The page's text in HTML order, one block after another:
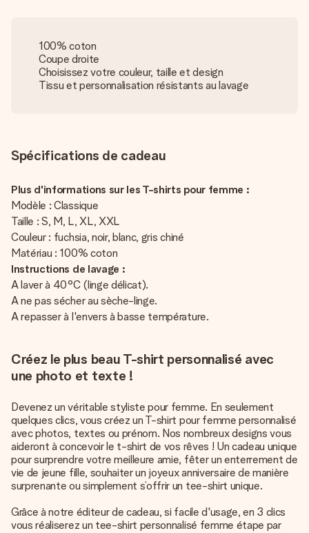
100% coton
Coupe droite
Choisissez votre couleur, taille et design
Tissu et personnalisation résistants au lavage
Spécifications de cadeau
Plus d'informations sur les T-shirts pour femme :
Modèle : Classique
Taille : S, M, L, XL, XXL
Couleur : fuchsia, noir, blanc, gris chiné
Matériau : 100% coton
Instructions de lavage :
A laver à 40°C (linge délicat).
A ne pas sécher au sèche-linge.
A repasser à l'envers à basse température.
Créez le plus beau T-shirt personnalisé avec
une photo et texte !
Devenez un véritable styliste pour femme. En seulement
quelques clics, vous créez un T-shirt pour femme personnalisé
avec photos, textes ou prénom. Nos nombreux designs vous
aideront à concevoir le t-shirt de vos rêves ! Un cadeau unique
pour surprendre votre meilleure amie, fêter un enterrement de
vie de jeune fille, souhaiter un joyeux anniversaire de manière
surprenante ou simplement s’offrir un tee-shirt unique.
Grâce à notre éditeur de cadeau, si facile d'usage, en 3 clics
vous réaliserez un tee-shirt personnalisé femme étape par